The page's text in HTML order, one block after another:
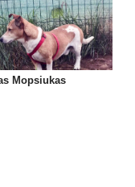
Mopsiukas